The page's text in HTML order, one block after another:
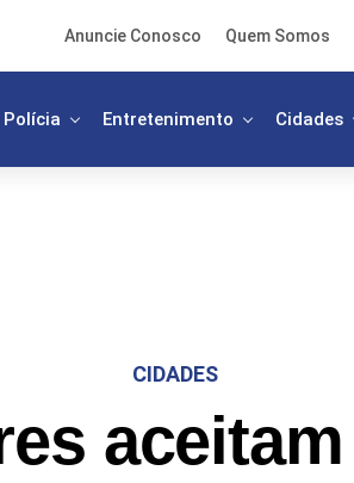
Anuncie Conosco Quem Somos
Polícia Entretenimento Cidades
CIDADES